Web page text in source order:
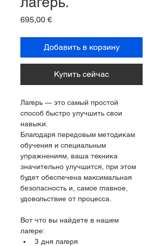
695,00 €Цена
Добавить в корзину
Купить сейчас
Лагерь — это самый простой
способ быстро улучшить свои
навыки.
Благодаря передовым методикам
обучения и специальным
упражнениям, ваша техника
значительно улучшится, при этом
будет обеспечена максимальная
безопасность и, самое главное,
удовольствие от процесса.
Вот что вы найдете в нашем
лагере:
3 дня лагеря